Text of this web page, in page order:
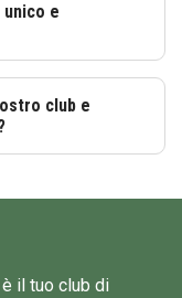
e
club e
è il tuo club di